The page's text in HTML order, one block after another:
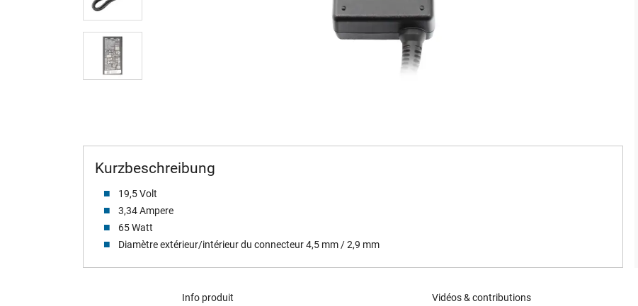
Kurzbeschreibung
19,5 Volt
3,34 Ampere
65 Watt
Diamètre extérieur/intérieur du connecteur 4,5 mm / 2,9 mm
Info produit Vidéos & contributions